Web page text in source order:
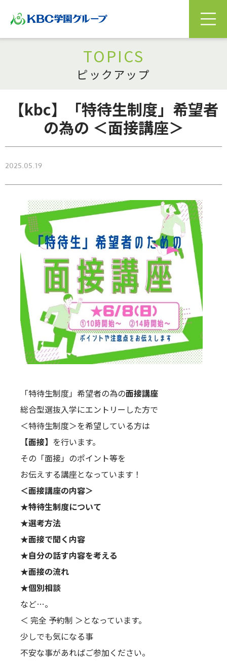
TOPICS
ピックアップ
【kbc】「特待生制度」希望者
の為の ＜面接講座＞
2025.05.19
「特待生制度」希望者の為の面接講座
総合型選抜入学にエントリーした方で
＜特待生制度＞を希望している方は
【面接】 を行います。
その「面接」のポイント等を
お伝えする講座となっています！
＜面接講座の内容＞
★特待生制度について
★選考方法
★面接で聞く内容
★自分の話す内容を考える
★面接の流れ
★個別相談
など…。
＜ 完全 予約制 ＞となっています。
少しでも気になる事
不安な事があればご参加ください。